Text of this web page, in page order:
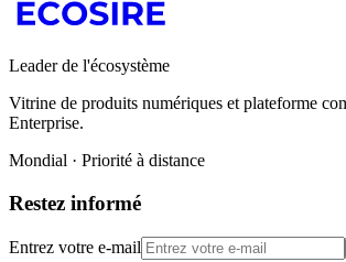
Leader de l'écosystème
Vitrine de produits numériques et plateforme
Enterprise.
Mondial · Priorité à distance
Restez informé
Entrez votre e-mail